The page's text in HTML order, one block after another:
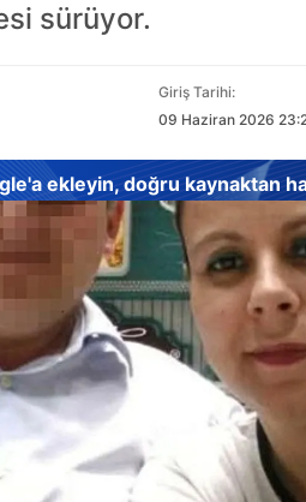
sürüyor.
Giriş Tarihi:
09 Haziran 2026
ekleyin, doğru kaynaktan